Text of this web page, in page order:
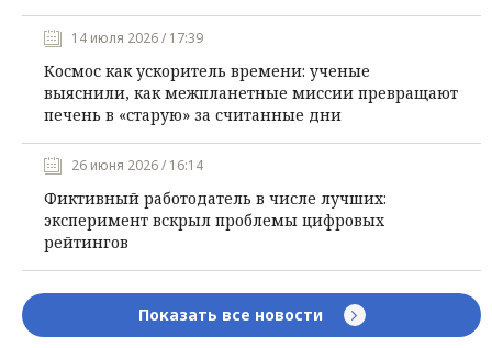
14 июля 2026 / 17:39
Космос как ускоритель времени: ученые
выяснили, как межпланетные миссии превращают
печень в «старую» за считанные дни
26 июня 2026 / 16:14
Фиктивный работодатель в числе лучших:
эксперимент вскрыл проблемы цифровых
рейтингов
Показать все новости